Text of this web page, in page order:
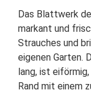
Das Blattwerk
markant und
Strauches und
eigenen Garten.
lang, ist
Rand mit einem